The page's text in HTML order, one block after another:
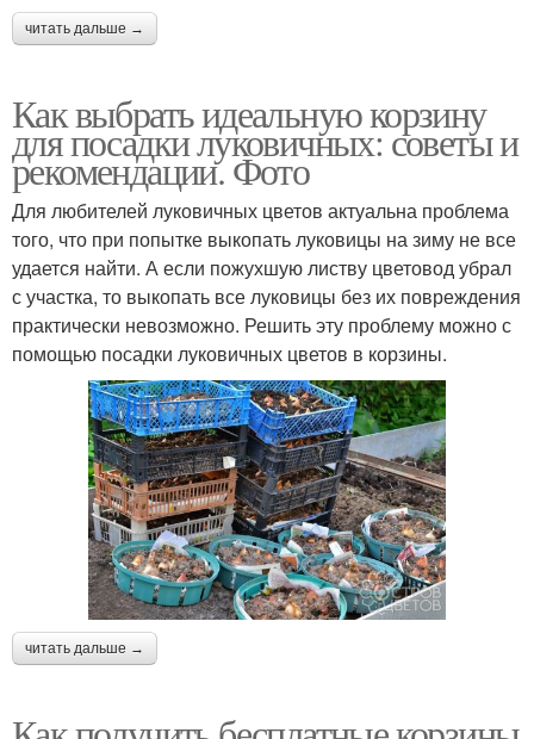
читать дальше →
Как выбрать идеальную корзину
для посадки луковичных: советы и
рекомендации. Фото
Для любителей луковичных цветов актуальна проблема
того, что при попытке выкопать луковицы на зиму не все
удается найти. А если пожухшую листву цветовод убрал
с участка, то выкопать все луковицы без их повреждения
практически невозможно. Решить эту проблему можно с
помощью посадки луковичных цветов в корзины.
читать дальше →